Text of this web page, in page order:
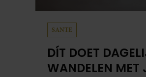
SANTE
DÍT DOET
WANDELEN MET